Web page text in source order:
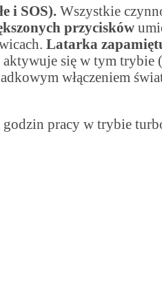
i SOS). Wszystkie
przycisków
Latarka
się w tym trybie
włączeniem
pracy w trybie